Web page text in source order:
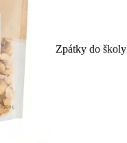
Zpátky do školy